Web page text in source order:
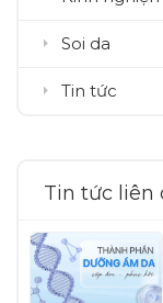
Soi da
Tin tức
Tin tức liên